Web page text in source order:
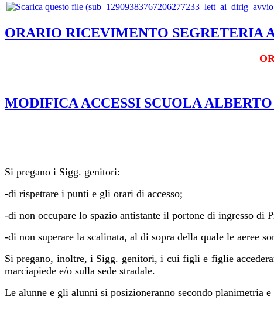
ORARIO RICEVIMENTO SEGRETERIA
MODIFICA ACCESSI SCUOLA
Si pregano i Sigg. genitori:
-di rispettare i punti e gli orari di accesso;
-di non occupare lo spazio antistante il portone di ingresso di
-di non superare la scalinata, al di sopra della quale le aeree
Si pregano, inoltre, i Sigg. genitori, i cui figli e figlie
marciapiede e/o sulla sede stradale.
Le alunne e gli alunni si posizioneranno secondo planimetria